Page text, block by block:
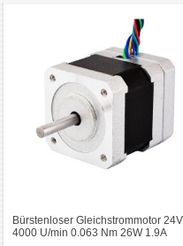
Reihenfolge aktiviert und so
die Drehbewegung des
Rotors erzeugt.
Vorteile
Ein solcher Motor bietet
mehrere Vorteile gegenüber
traditionellen
Vorteilen gehören eine
höhere Lebensdauer, da
Bürstenloser Gleichstrommotor 24V
4000 U/min 0.063 Nm 26W 1.9A